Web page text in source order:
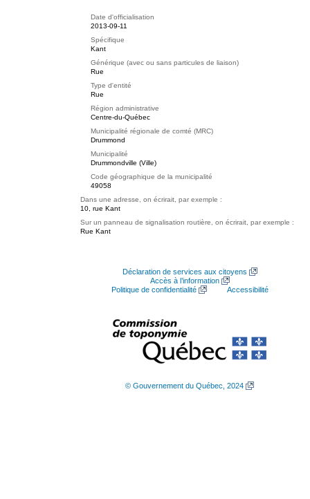
Date d'officialisation
2013-09-11
Spécifique
Kant
Générique (avec ou sans particules de liaison)
Rue
Type d'entité
Rue
Région administrative
Centre-du-Québec
Municipalité régionale de comté (MRC)
Drummond
Municipalité
Drummondville (Ville)
Code géographique de la municipalité
49058
Dans une adresse, on écrirait, par exemple :
10, rue Kant
Sur un panneau de signalisation routière, on écrirait, par exemple :
Rue Kant
Déclaration de services aux citoyens
Accès à l’information
Politique de confidentialité
Accessibilité
© Gouvernement du Québec, 2024